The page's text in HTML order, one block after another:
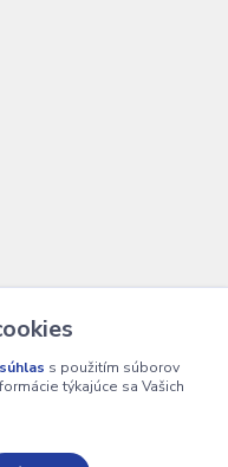
súhlas s použitím súborov
týkajúce sa Vašich